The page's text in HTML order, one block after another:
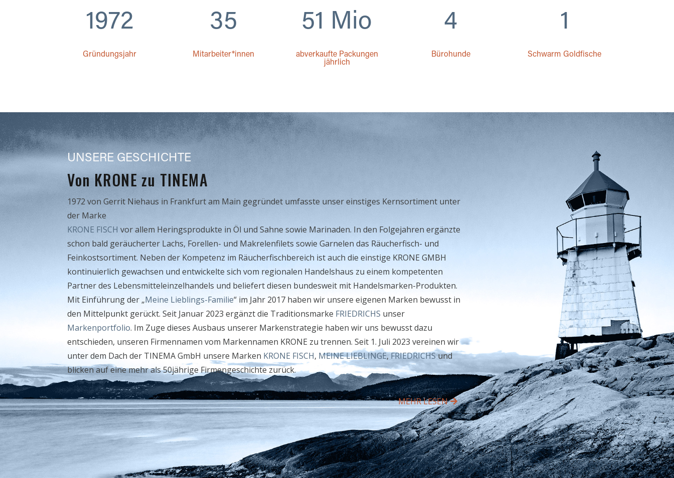
1972
Gründungsjahr
35
Mitarbeiter*innen
51 Mio
abverkaufte Packungen
jährlich
4
Bürohunde
1
Schwarm Goldfische
UNSERE GESCHICHTE
Von KRONE zu TINEMA
1972 von Gerrit Niehaus in Frankfurt am Main gegründet umfasste unser einstiges Kernsortiment unter
der Marke
KRONE FISCH vor allem Heringsprodukte in Öl und Sahne sowie Marinaden. In den Folgejahren ergänzte
schon bald geräucherter Lachs, Forellen- und Makrelenfilets sowie Garnelen das Räucherfisch- und
Feinkostsortiment. Neben der Kompetenz im Räucherfischbereich ist auch die einstige KRONE GMBH
kontinuierlich gewachsen und entwickelte sich vom regionalen Handelshaus zu einem kompetenten
Partner des Lebensmitteleinzelhandels und beliefert diesen bundesweit mit Handelsmarken-Produkten.
Mit Einführung der „Meine Lieblings-Familie“ im Jahr 2017 haben wir unsere eigenen Marken bewusst in
den Mittelpunkt gerückt. Seit Januar 2023 ergänzt die Traditionsmarke FRIEDRICHS unser
Markenportfolio. Im Zuge dieses Ausbaus unserer Markenstrategie haben wir uns bewusst dazu
entschieden, unseren Firmennamen vom Markennamen KRONE zu trennen. Seit 1. Juli 2023 vereinen wir
unter dem Dach der TINEMA GmbH unsere Marken KRONE FISCH, MEINE LIEBLINGE,FRIEDRICHSund
blicken auf eine mehr als 50jährige Firmengeschichte zurück.
MEHR LESEN